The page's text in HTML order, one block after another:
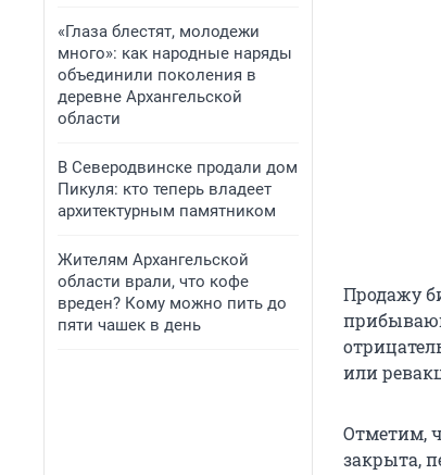
«Глаза блестят, молодежи
много»: как народные наряды
объединили поколения в
деревне Архангельской
области
В Северодвинске продали дом
Пикуля: кто теперь владеет
архитектурным памятником
Жителям Архангельской
области врали, что кофе
вреден? Кому можно пить до
пяти чашек в день
Продажу
или
Отметим,
закрыта,